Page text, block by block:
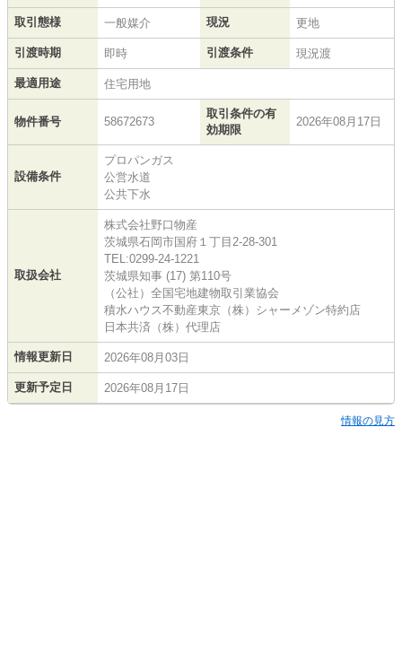
取引態様 一般媒介 現況 更地
引渡時期 即時 引渡条件 現況渡
最適用途 住宅用地
物件番号 58672673
取引条件の有
効期限
2026年08月17日
設備条件
プロパンガス
公営水道
公共下水
取扱会社
株式会社野口物産
茨城県石岡市国府１丁目2-28-301
TEL:0299-24-1221
茨城県知事 (17) 第110号
（公社）全国宅地建物取引業協会
積水ハウス不動産東京（株）シャーメゾン特約店
日本共済（株）代理店
情報更新日 2026年08月03日
更新予定日 2026年08月17日
情報の見方